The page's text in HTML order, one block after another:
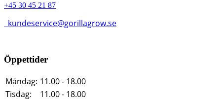
+45 30 45 21 87
kundeservice@gorillagrow.se
Öppettider
Måndag: 11.00 - 18.00
Tisdag:
11.00 - 18.00